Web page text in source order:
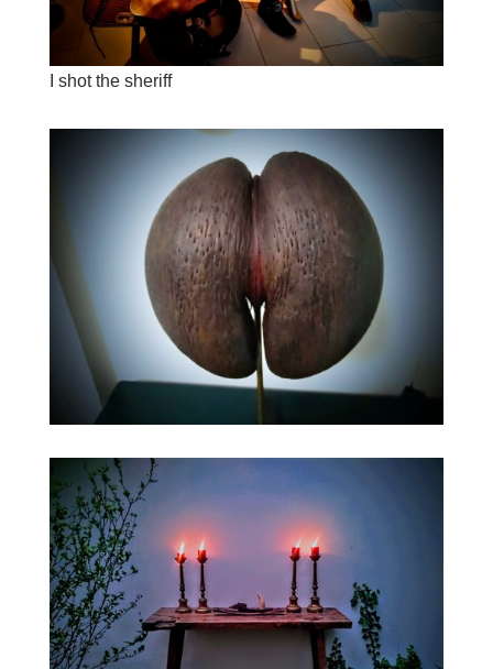
I shot the sheriff